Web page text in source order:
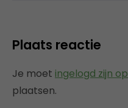
Plaats reactie
Je moet ingelogd zijn op
plaatsen.